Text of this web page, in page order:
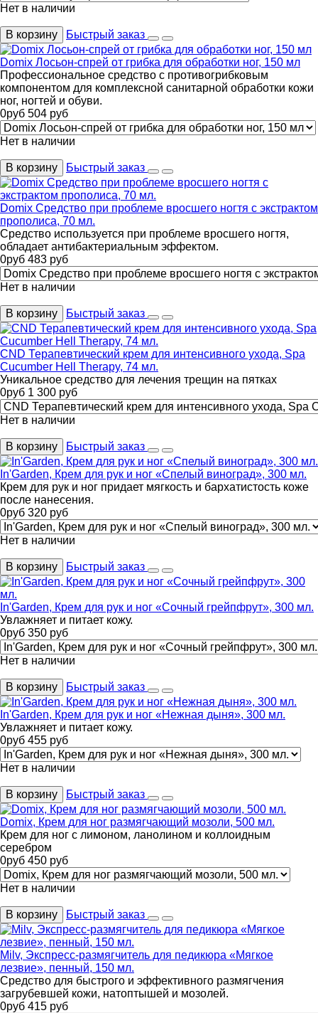
Нет в наличии
В корзину Быстрый заказ
Domix Лосьон-спрей от грибка для обработки ног, 150 мл
Профессиональное средство с противогрибковым
компонентом для комплексной санитарной обработки кожи
ног, ногтей и обуви.
0руб 504 руб
Нет в наличии
В корзину Быстрый заказ
Domix Средство при проблеме вросшего ногтя с экстрактом
прополиса, 70 мл.
Средство используется при проблеме вросшего ногтя,
обладает антибактериальным эффектом.
0руб 483 руб
Нет в наличии
В корзину Быстрый заказ
CND Терапевтический крем для интенсивного ухода, Spa
Cucumber Hell Therapy, 74 мл.
Уникальное средство для лечения трещин на пятках
0руб 1 300 руб
Нет в наличии
В корзину Быстрый заказ
In'Garden, Крем для рук и ног «Спелый виноград», 300 мл.
Крем для рук и ног придает мягкость и бархатистость коже
после нанесения.
0руб 320 руб
Нет в наличии
В корзину Быстрый заказ
In'Garden, Крем для рук и ног «Сочный грейпфрут», 300 мл.
Увлажняет и питает кожу.
0руб 350 руб
Нет в наличии
В корзину Быстрый заказ
In'Garden, Крем для рук и ног «Нежная дыня», 300 мл.
Увлажняет и питает кожу.
0руб 455 руб
Нет в наличии
В корзину Быстрый заказ
Domix, Крем для ног размягчающий мозоли, 500 мл.
Крем для ног с лимоном, ланолином и коллоидным
серебром
0руб 450 руб
Нет в наличии
В корзину Быстрый заказ
Milv, Экспресс-размягчитель для педикюра «Мягкое
лезвие», пенный, 150 мл.
Средство для быстрого и эффективного размягчения
загрубевшей кожи, натоптышей и мозолей.
0руб 415 руб